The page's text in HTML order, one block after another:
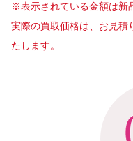
※表示されている金額は新
実際の買取価格は、お見積
たします。